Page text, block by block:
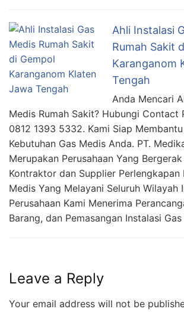
Ahli Instalasi
Rumah Sakit
Karanganom
Tengah
Anda Mencari
Medis Rumah Sakit? Hubungi Contact
0812 1393 5332. Kami Siap
Kebutuhan Gas Medis Anda. PT.
Merupakan Perusahaan Yang
Kontraktor dan Supplier Perlengkapan
Medis Yang Melayani Seluruh Wilayah
Perusahaan Kami Menerima
Barang, dan Pemasangan Instalasi
Leave a Reply
Your email address will not be